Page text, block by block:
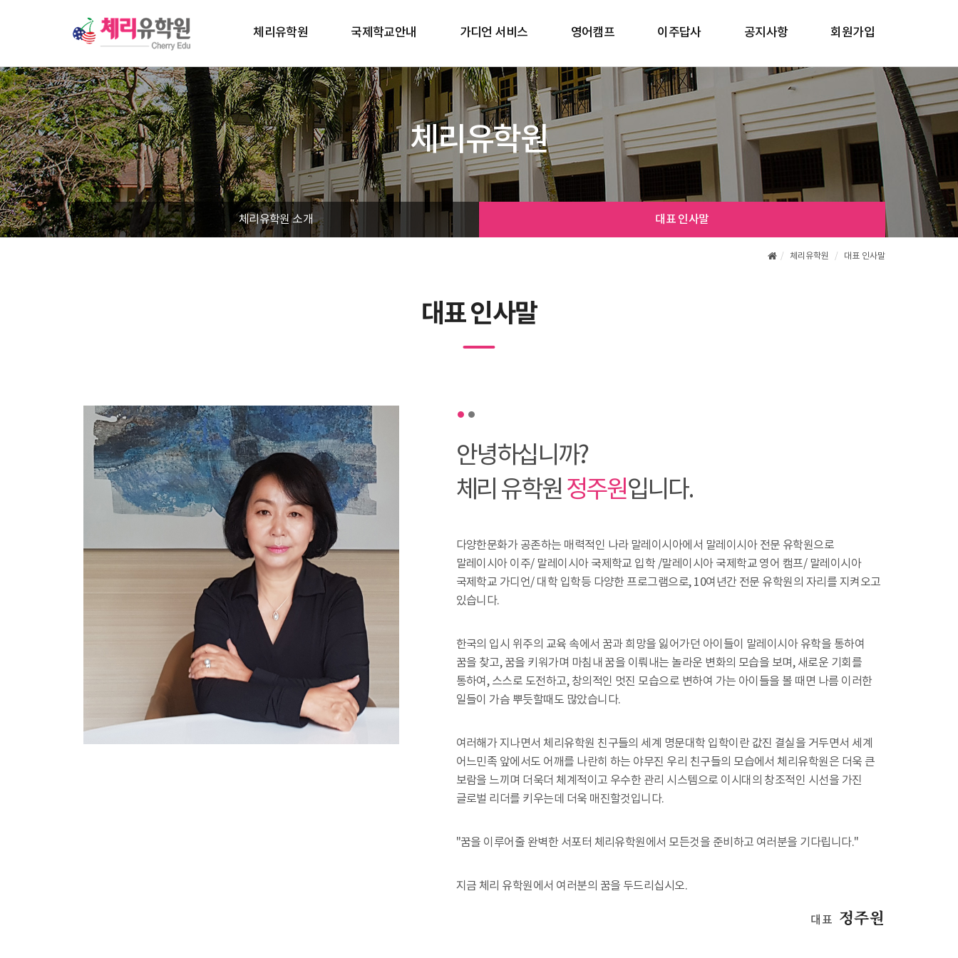
체리유학원
체리유학원 소개
대표 인사말
국제학교안내
학비별 안내
기숙사 학교 안내
가디언 서비스 영어캠프
국제학교 스쿨링 캠프
주니어 어학연수
이주답사
답사프로그램
이주정착 프로그램
비자안내
공지사항
갤러리
회원가입
체리유학원
체리유학원 소개 대표 인사말
체리유학원 대표 인사말
대표 인사말
안녕하십니까?
체리 유학원 정주원입니다.
다양한문화가 공존하는 매력적인 나라 말레이시아에서 말레이시아 전문 유학원으로
말레이시아 이주/ 말레이시아 국제학교 입학 /말레이시아 국제학교 영어 캠프/ 말레이시아
국제학교 가디언/ 대학 입학등 다양한 프로그램으로, 10여년간 전문 유학원의 자리를 지켜오고
있습니다.
한국의 입시 위주의 교육 속에서 꿈과 희망을 잃어가던 아이들이 말레이시아 유학을 통하여
꿈을 찾고, 꿈을 키워가며 마침내 꿈을 이뤄내는 놀라운 변화의 모습을 보며, 새로운 기회를
통하여, 스스로 도전하고, 창의적인 멋진 모습으로 변하여 가는 아이들을 볼 때면 나름 이러한
일들이 가슴 뿌듯할때도 많았습니다.
여러해가 지나면서 체리유학원 친구들의 세계 명문대학 입학이란 값진 결실을 거두면서 세계
어느민족 앞에서도 어깨를 나란히 하는 야무진 우리 친구들의 모습에서 체리유학원은 더욱 큰
보람을 느끼며 더욱더 체계적이고 우수한 관리 시스템으로 이시대의 창조적인 시선을 가진
글로벌 리더를 키우는데 더욱 매진할것입니다.
"꿈을 이루어줄 완벽한 서포터 체리유학원에서 모든것을 준비하고 여러분을 기다립니다."
지금 체리 유학원에서 여러분의 꿈을 두드리십시오.
대표 정주원